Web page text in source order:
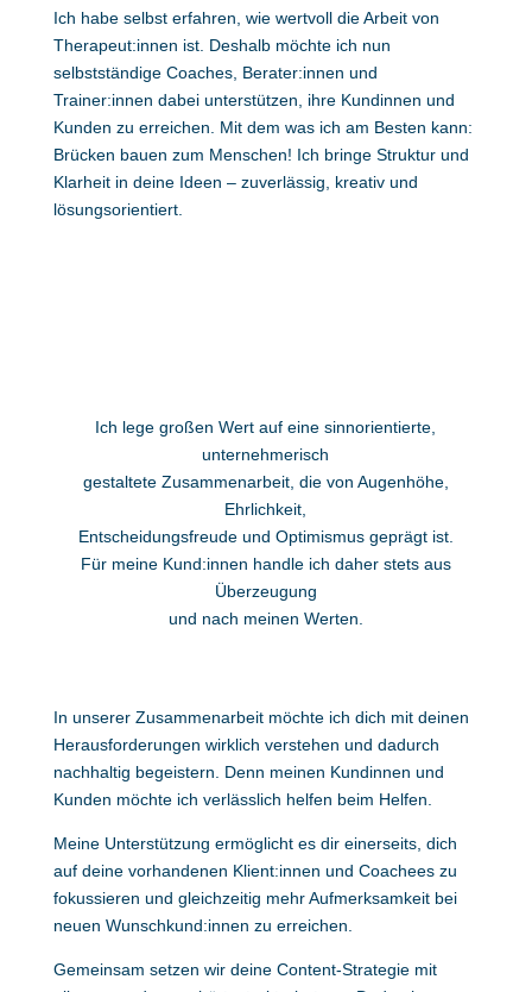
Ich habe selbst erfahren, wie wertvoll die Arbeit von
Therapeut:innen ist. Deshalb möchte ich nun
selbstständige Coaches, Berater:innen und
Trainer:innen dabei unterstützen, ihre Kundinnen und
Kunden zu erreichen. Mit dem was ich am Besten kann:
Brücken bauen zum Menschen! Ich bringe Struktur und
Klarheit in deine Ideen – zuverlässig, kreativ und
lösungsorientiert.
Ich lege großen Wert auf eine sinnorientierte,
unternehmerisch
gestaltete Zusammenarbeit, die von Augenhöhe,
Ehrlichkeit,
Entscheidungsfreude und Optimismus geprägt ist.
Für meine Kund:innen handle ich daher stets aus
Überzeugung
und nach meinen Werten.
In unserer Zusammenarbeit möchte ich dich mit deinen
Herausforderungen wirklich verstehen und dadurch
nachhaltig begeistern. Denn meinen Kundinnen und
Kunden möchte ich verlässlich helfen beim Helfen.
Meine Unterstützung ermöglicht es dir einerseits, dich
auf deine vorhandenen Klient:innen und Coachees zu
fokussieren und gleichzeitig mehr Aufmerksamkeit bei
neuen Wunschkund:innen zu erreichen.
Gemeinsam setzen wir deine Content-Strategie mit